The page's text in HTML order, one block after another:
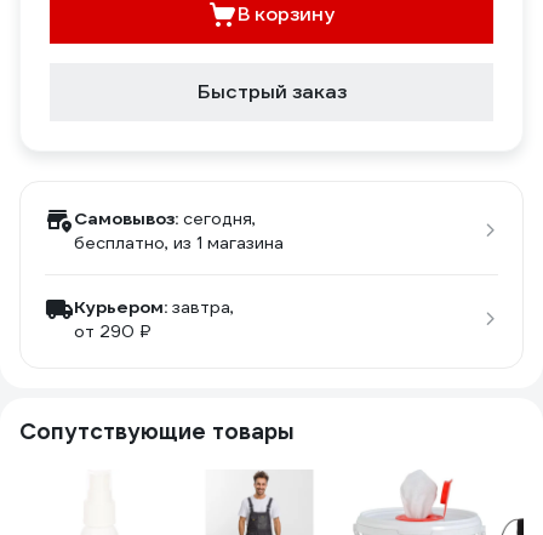
В корзину
Быстрый заказ
Самовывоз: сегодня,
бесплатно, из 1 магазина
Курьером: завтра,
от 290 ₽
Сопутствующие товары